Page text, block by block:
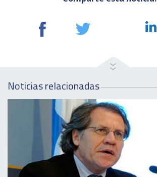
Noticias relacionadas